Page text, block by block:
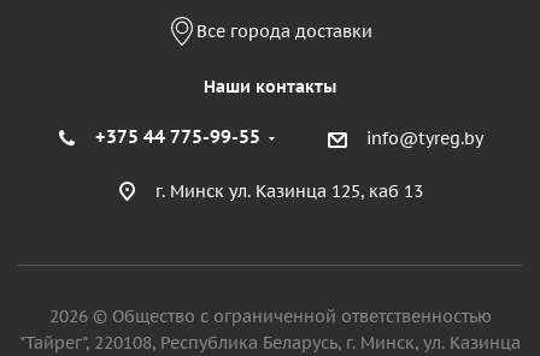
Все города доставки
Наши контакты
+375 44 775-99-55 info@tyreg.by
г. Минск ул. Казинца 125, каб 13
2026 © Общество с ограниченной ответственностью
"Тайрег", 220108, Республика Беларусь, г. Минск, ул. Казинца